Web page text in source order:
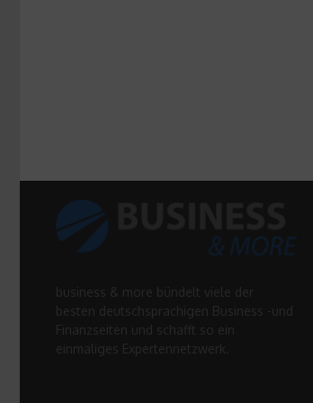
business & more bündelt viele der
besten deutschsprachigen Business -und
Finanzseiten und schafft so ein
einmaliges Expertennetzwerk.